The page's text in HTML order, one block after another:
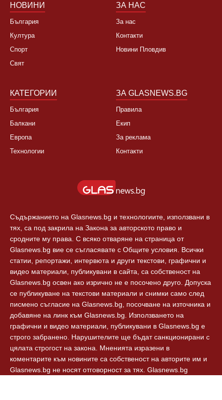
НОВИНИ
България
Култура
Спорт
Свят
ЗА НАС
За нас
Контакти
Новини Пловдив
КАТЕГОРИИ
България
Балкани
Европа
Технологии
ЗА GLASNEWS.BG
Правила
Екип
За реклама
Контакти
Съдържанието на Glasnews.bg и технологиите, използвани в
тях, са под закрила на Закона за авторското право и
сродните му права. С всяко отваряне на страница от
Glasnews.bg вие се съгласявате с Общите условия. Всички
статии, репортажи, интервюта и други текстови, графични и
видео материали, публикувани в сайта, са собственост на
Glasnews.bg освен ако изрично не е посочено друго. Допуска
се публикуване на текстови материали и снимки само след
писмено съгласие на Glasnews.bg, посочване на източника и
добавяне на линк към Glasnews.bg. Използването на
графични и видео материали, публикувани в Glasnews.bg е
строго забранено. Нарушителите ще бъдат санкционирани с
цялата строгост на закона. Мненията изразени в
коментарите към новините са собственост на авторите им и
Glasnews.bg не носят отговорност за тях. Glasnews.bg